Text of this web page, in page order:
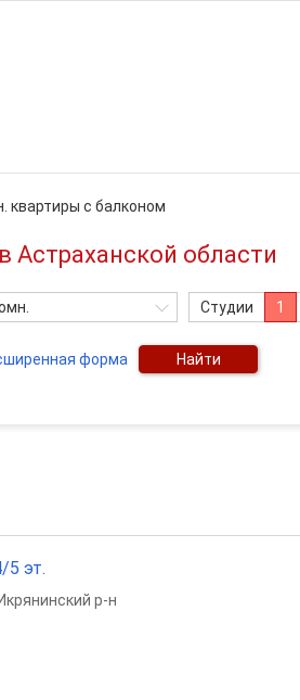
квартиры с балконом
Астраханской области
Студии 1
форма Найти
5 эт.
Икрянинский р-н